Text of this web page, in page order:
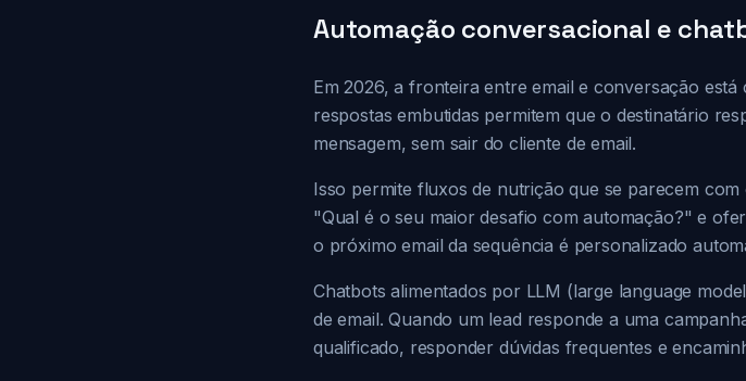
Automação conversacional e
Em 2026, a fronteira entre email e conversação
respostas embutidas permitem que o destinatário
mensagem, sem sair do cliente de email.
Isso permite fluxos de nutrição que se parecem
"Qual é o seu maior desafio com automação?" e
o próximo email da sequência é personalizado
Chatbots alimentados por LLM (large language
de email. Quando um lead responde a uma
qualificado, responder dúvidas frequentes e